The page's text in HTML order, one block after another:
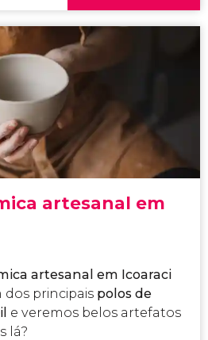
artesanal em
artesanal em Icoaraci
principais polos de
e veremos belos artefatos
lá?